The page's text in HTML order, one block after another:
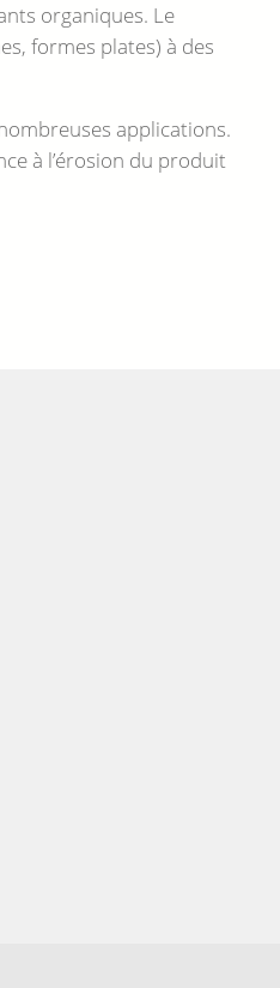
organiques. Le
formes plates) à des
applications.
à l’érosion du produit